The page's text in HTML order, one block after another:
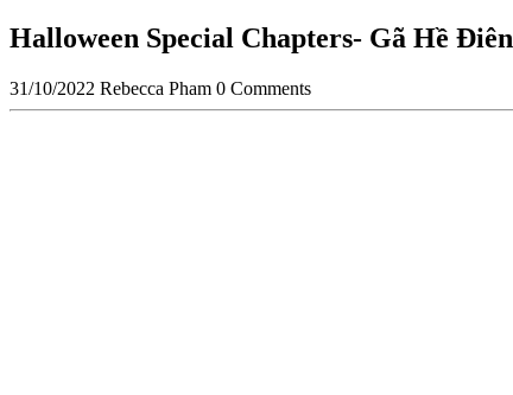
Close
Button
Halloween Special Chapters- Gã Hề Điên
31/10/2022 Rebecca Pham 0 Comments